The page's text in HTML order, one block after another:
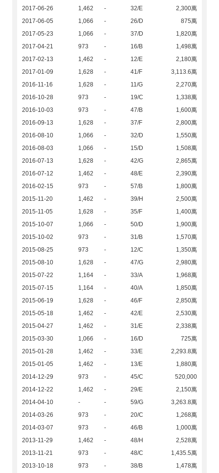
2017-06-26
1,462 - 32/E
2,300萬
2017-06-05
1,066 - 26/D
875萬
2017-05-23
1,066 - 37/D
1,820萬
2017-04-21
973 - 16/B
1,498萬
2017-02-13
1,462 - 12/E
2,180萬
2017-01-09
1,628 - 41/F
3,113.6萬
2016-11-16
1,628 - 11/G
2,270萬
2016-10-28
973 - 19/C
1,338萬
2016-10-03
973 - 47/B
1,600萬
2016-09-13
1,628 - 37/F
2,800萬
2016-08-10
1,066 - 32/D
1,550萬
2016-08-03
1,066 - 15/D
1,508萬
2016-07-13
1,628 - 42/G
2,865萬
2016-07-12
1,462 - 48/E
2,390萬
2016-02-15
973 - 57/B
1,800萬
2015-11-20
1,462 - 39/H
2,500萬
2015-11-05
1,628 - 35/F
1,400萬
2015-10-07
1,066 - 50/D
1,900萬
2015-10-02
973 - 31/B
1,570萬
2015-08-25
973 - 12/C
1,350萬
2015-08-10
1,628 - 47/G
2,980萬
2015-07-22
1,164 - 33/A
1,968萬
2015-07-15
1,164 - 40/A
1,850萬
2015-06-19
1,628 - 46/F
2,850萬
2015-05-18
1,462 - 42/E
2,530萬
2015-04-27
1,462 - 31/E
2,338萬
2015-03-30
1,066 - 16/D
725萬
2015-01-28
1,462 - 33/E
2,293.8萬
2015-01-05
1,462 - 13/E
1,880萬
2014-12-29
973 - 45/C
520,000
2014-12-22
1,462 - 29/E
2,150萬
2014-04-10
- - 59/G
3,263.8萬
2014-03-26
973 - 20/C
1,268萬
2014-03-07
973 - 46/B
1,000萬
2013-11-29
1,462 - 48/H
2,528萬
2013-11-21
973 - 48/C
1,435.5萬
2013-10-18
973 - 38/B
1,478萬